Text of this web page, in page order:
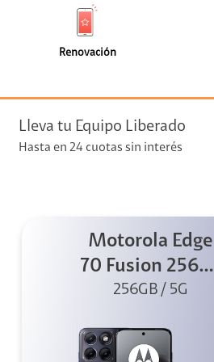
+ Telefonía
streaming
de
faceta
Renovación
(0)
Lleva tu Equipo Liberado
Hasta en 24 cuotas sin interés
Motorola Edge
70 Fusion 256GB
Azul
256GB / 5G